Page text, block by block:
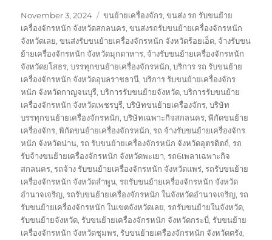
Posted
on
November 3, 2024 Tags
ขนย้ายเครื่องจักร,ขนส่ง รถ รับขนย้าย
เครื่องจักรหนัก จังหวัดสกลนคร,ขนส่งรถรับขนย้ายเครื่องจักรหนัก
จังหวัดเลย,ขนส่งรับขนย้ายเครื่องจักรหนัก จังหวัดร้อยเอ็ด, จ้างรับขน
ย้ายเครื่องจักรหนัก จังหวัดมุกดาหาร, จ้างรับขนย้ายเครื่องจักรหนัก
จังหวัดยโสธร,บรรทุกขนย้ายเครื่องจักรหนัก,บริการ รถ รับขนย้าย
เครื่องจักรหนัก จังหวัดอุบลราชธานี,บริการ รับขนย้ายเครื่องจักร
หนัก จังหวัดกาญจนบุรี,บริการรับขนย้ายจังหวัด,บริการรับขนย้าย
เครื่องจักรหนัก จังหวัดเพชรบุรี,บริษัทขนย้ายเครื่องจักร,บริษัท
บรรทุกขนย้ายเครื่องจักรหนัก,บริษัทเฉพาะกิจสกลนคร,พิกัดขนย้าย
เครื่องจักร,พิกัดขนย้ายเครื่องจักรหนัก,รถ จ้างรับขนย้ายเครื่องจักร
หนัก จังหวัดน่าน,รถ รับขนย้ายเครื่องจักรหนัก จังหวัดอุตรดิตถ์,รถ
รับจ้างขนย้ายเครื่องจักรหนัก จังหวัดพะเยา,รถ6เพลาเฉพาะกิจ
สกลนคร,รถจ้าง รับขนย้ายเครื่องจักรหนัก จังหวัดแพร่,รถรับขนย้าย
เครื่องจักรหนัก จังหวัดลำพูน,รถรับขนย้ายเครื่องจักรหนัก จังหวัด
อำนาจเจริญ,รถรับขนย้ายเครื่องจักรหนัก ในจังหวัดอำนาจเจริญ,รถ
รับขนย้ายเครื่องจักรหนัก ในเขตจังหวัดเลย,รถรับขนย้ายในจังหวัด,
รับขนย้ายจังหวัด,รับขนย้ายเครื่องจักรหนัก จังหวัดกระบี่,รับขนย้าย
เครื่องจักรหนัก จังหวัดชุมพร,รับขนย้ายเครื่องจักรหนัก จังหวัดตรัง,